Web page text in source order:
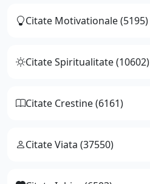
Citate Motivationale (5195)
Citate Spiritualitate (10602)
Citate Crestine (6161)
Citate Viata (37550)